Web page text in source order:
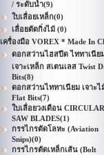
/ ระดับน้ำ(9)
ใบเลื่อยเหล็ก(0)
เลื่อยตัดกิ่งไม้ (0)
เครื่องมือ VOREX * Made In
ดอกสว่านไฮสปีด ไททาเนีย
เจาะเหล็ก สเตนเลส Twist
Bits(8)
ดอกสว่านไททาเนียม เจาะไ
Flat Bits(7)
ใบเลื่อยวงเดือน CIRCULAR
SAW BLADES(1)
กรรไกรตัดโลหะ (Aviation
Snips)(0)
กรรไกรตัดเหล็กเส้น (Bolt